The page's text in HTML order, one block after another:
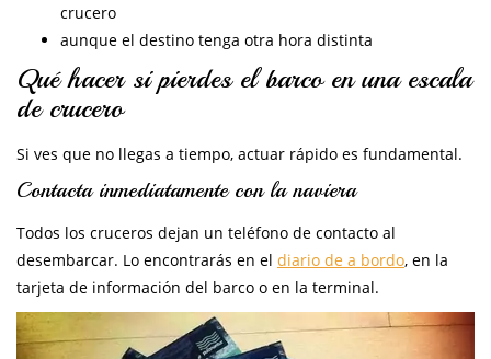
crucero
aunque el destino tenga otra hora distinta
Qué hacer si pierdes el barco en una escala
de crucero
Si ves que no llegas a tiempo, actuar rápido es fundamental.
Contacta inmediatamente con la naviera
Todos los cruceros dejan un teléfono de contacto al
desembarcar. Lo encontrarás en el diario de a bordo, en la
tarjeta de información del barco o en la terminal.